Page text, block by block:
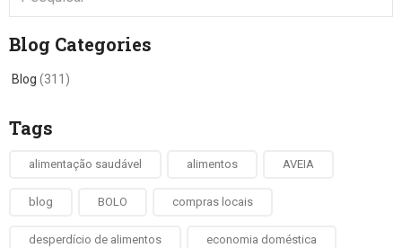
Blog Categories
Blog (311)
Tags
alimentação saudável alimentos AVEIA
blog BOLO compras locais
desperdício de alimentos economia doméstica